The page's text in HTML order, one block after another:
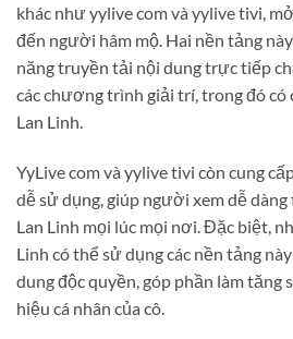
khác như yylive com và yylive tivi,
đến người hâm mộ. Hai nền tảng
năng truyền tải nội dung trực tiếp
các chương trình giải trí, trong đó có
Lan Linh.
YyLive com và yylive tivi còn cung
dễ sử dụng, giúp người xem dễ
Lan Linh mọi lúc mọi nơi. Đặc biệt,
Linh có thể sử dụng các nền tảng
dung độc quyền, góp phần làm
hiệu cá nhân của cô.